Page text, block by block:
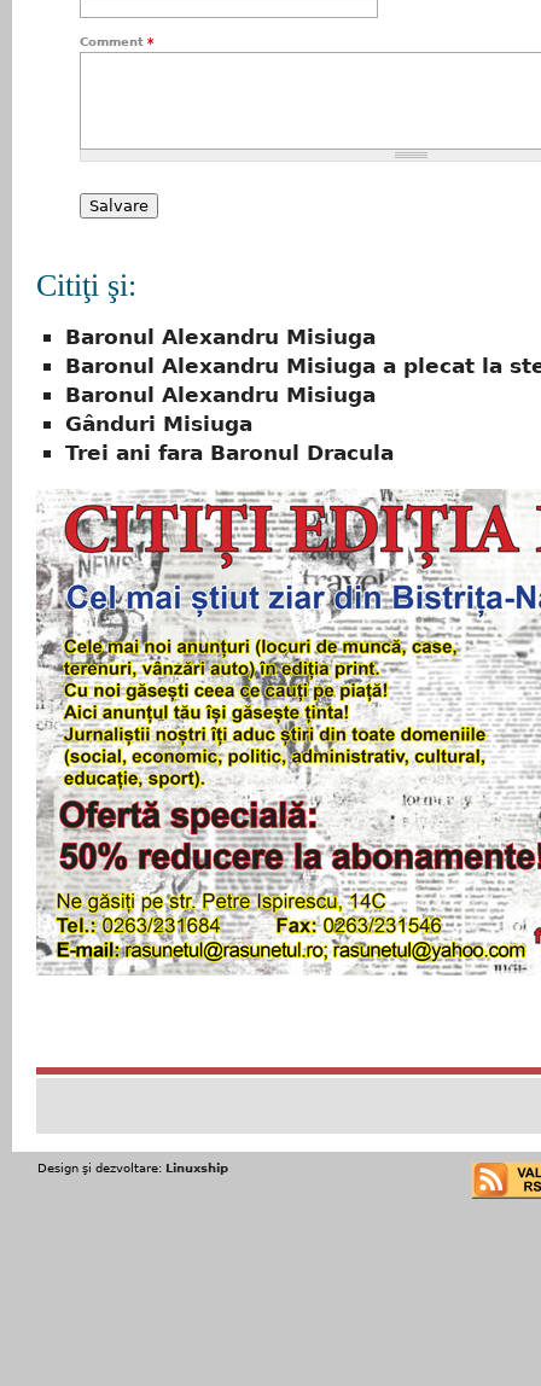
Comment *
Citiţi şi:
Baronul Alexandru Misiuga
Baronul Alexandru Misiuga a plecat la
Baronul Alexandru Misiuga
Gânduri Misiuga
Trei ani fara Baronul Dracula
Design şi dezvoltare: Linuxship